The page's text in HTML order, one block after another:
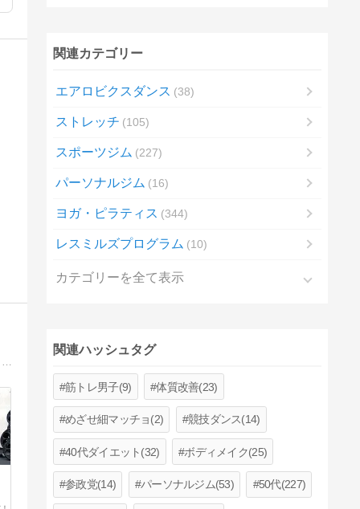
筋トレ初心者から上級者まで使える、最新のトレーニング情報をまとめたサイトです。効果的な筋トレメニューや食事法、サプリ情報までわかりやすく紹介しています。
関連カテゴリー
エアロビクスダンス 38
ストレッチ 105
スポーツジム 227
パーソナルジム 16
ヨガ・ピラティス 344
レスミルズプログラム 10
カテゴリーを全て表示
関連ハッシュタグ
筋トレ男子(9) 体質改善(23)
めざせ細マッチョ(2) 競技ダンス(14)
40代ダイエット(32) ボディメイク(25)
参政党(14) パーソナルジム(53) 50代(227)